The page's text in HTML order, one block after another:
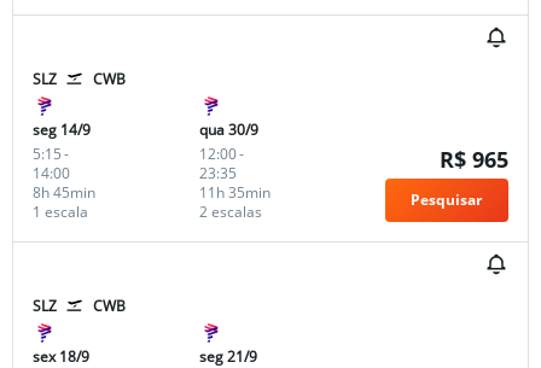
SLZ CWB
seg 14/9
5:15-
14:00
1 escala
8h 45min
qua 30/9
12:00-
23:35
2 escalas
11h 35min
R$ 965
Pesquisar
SLZ CWB
sex 18/9
seg 21/9